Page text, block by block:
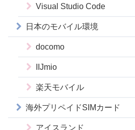
Visual Studio Code
日本のモバイル環境
docomo
IIJmio
楽天モバイル
海外プリペイドSIMカード
アイスランド